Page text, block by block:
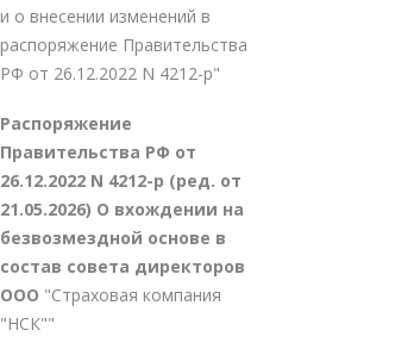
и о внесении изменений в
распоряжение Правительства
РФ от 26.12.2022 N 4212-р"
Распоряжение
Правительства РФ от
26.12.2022 N 4212-р (ред. от
21.05.2026) О вхождении на
безвозмездной основе в
состав совета директоров
ООО "Страховая компания
"НСК""